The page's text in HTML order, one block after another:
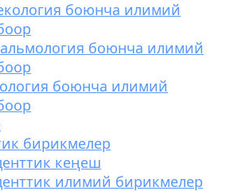
боюнча илимий
боюнча илимий
боюнча илимий
бирикмелер
кеңеш
илимий бирикмелер